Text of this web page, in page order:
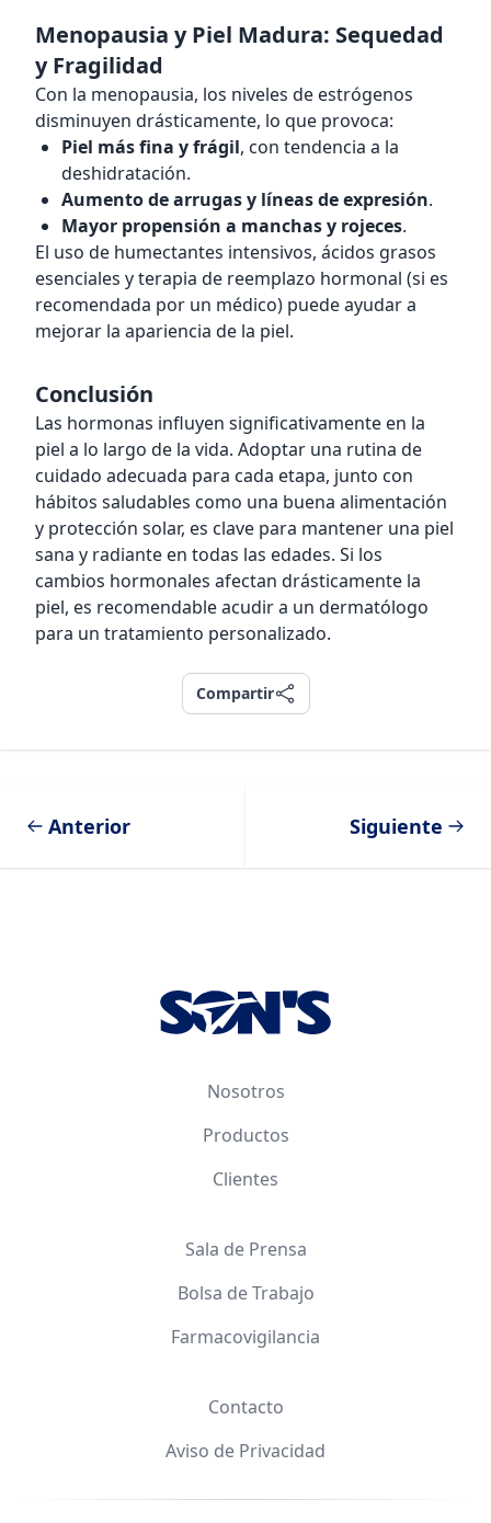
Menopausia y Piel Madura: Sequedad
y Fragilidad
Con la menopausia, los niveles de estrógenos
disminuyen drásticamente, lo que provoca:
Piel más fina y frágil, con tendencia a la
deshidratación.
Aumento de arrugas y líneas de expresión.
Mayor propensión a manchas y rojeces.
El uso de humectantes intensivos, ácidos grasos
esenciales y terapia de reemplazo hormonal (si es
recomendada por un médico) puede ayudar a
mejorar la apariencia de la piel.
Conclusión
Las hormonas influyen significativamente en la
piel a lo largo de la vida. Adoptar una rutina de
cuidado adecuada para cada etapa, junto con
hábitos saludables como una buena alimentación
y protección solar, es clave para mantener una piel
sana y radiante en todas las edades. Si los
cambios hormonales afectan drásticamente la
piel, es recomendable acudir a un dermatólogo
para un tratamiento personalizado.
Compartir
Compartir
Anterior Siguiente
Nosotros
Productos
Clientes
Sala de Prensa
Bolsa de Trabajo
Farmacovigilancia
Contacto
Aviso de Privacidad